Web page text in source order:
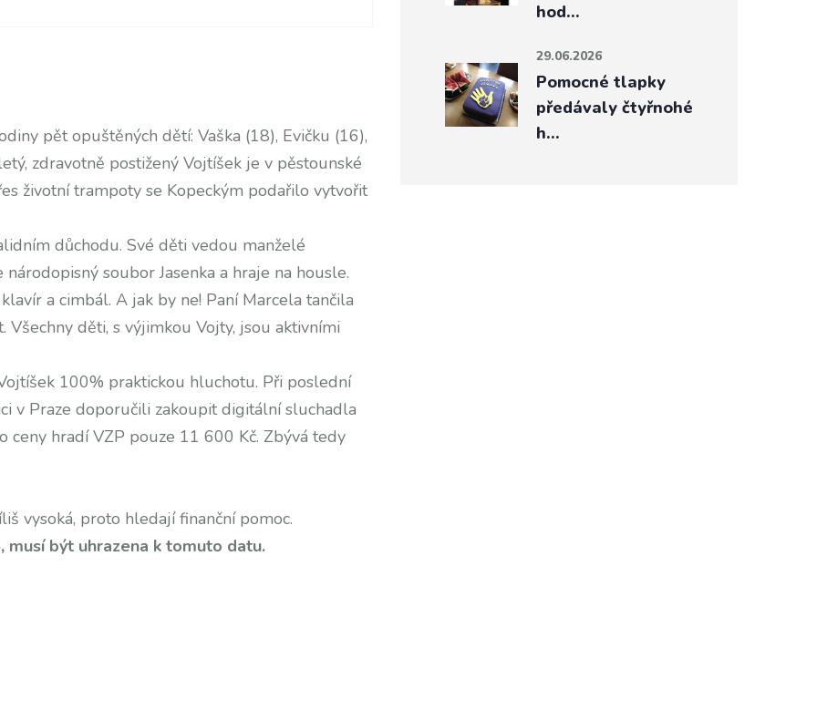
pět opuštěných dětí: Vaška (18), Evičku (16),
zdravotně postižený Vojtíšek je v pěstounské
životní trampoty se Kopeckým podařilo vytvořit
důchodu. Své děti vedou manželé
soubor Jasenka a hraje na housle.
a cimbál. A jak by ne! Paní Marcela tančila
děti, s výjimkou Vojty, jsou aktivními
100% praktickou hluchotu. Při poslední
v Praze doporučili zakoupit digitální sluchadla
ceny hradí VZP pouze 11 600 Kč. Zbývá tedy
vysoká, proto hledají finanční pomoc.
být uhrazena k tomuto datu.
hod…
29.06.2026
Pomocné tlapky
předávaly čtyřnohé
h…